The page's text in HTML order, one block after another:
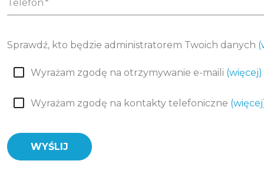
Telefon
Sprawdź, kto będzie administratorem Twoich danych
Wyrażam zgodę na otrzymywanie e-maili (więcej)
Wyrażam zgodę na kontakty telefoniczne
WYŚLIJ